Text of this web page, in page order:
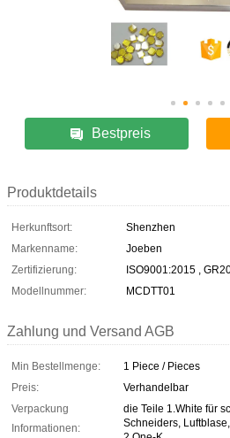
Bestpreis
Produktdetails
Herkunftsort:
Shenzhen
Markenname:
Joeben
Zertifizierung:
ISO9001:2015 ,
Modellnummer:
MCDTT01
Zahlung und Versand AGB
Min Bestellmenge:
1 Piece / Pieces
Preis:
Verhandelbar
Verpackung
Informationen:
die Teile 1.White für
Schneiders,